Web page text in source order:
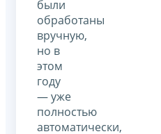
были
обработаны
вручную,
но в
этом
году
— уже
полностью
автоматически,